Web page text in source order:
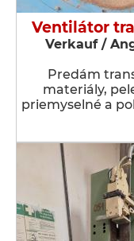
Ventilátor
Verkauf /
Predám
materiály,
priemyselné a